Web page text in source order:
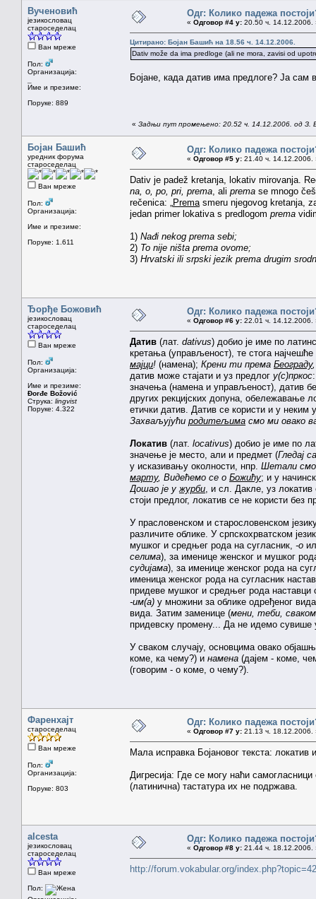
Вученовић
језикословац
староседелац
Ван мреже
Пол:
Организација:
Име и презиме:
Поруке: 889
Одг: Колико падежа
« Одговор #4 у: 20.50 ч. 14.12.2006.
Цитирано: Бојан Башић на 18.56 ч. 14.12.2006.
Dativ može da ima predloge (ali ne mora, zavisi od
Бојане, када датив има предлоге? Ја сам
« Задњи пут промењено: 20.52 ч. 14.12.2006. од З.
Бојан Башић
уредник форума
староседелац
Ван мреже
Пол:
Организација:
Име и презиме:
Поруке: 1.611
Одг: Колико падежа
« Одговор #5 у: 21.40 ч. 14.12.2006.
Dativ je padež kretanja, lokativ mirovanja.
na, o, po, pri, prema , ali prema se mnogo
rečenica: „ Prema smeru njegovog kretanja,
jedan primer lokativa s predlogom prema
1) Nađi nekog prema sebi;
2) To nije ništa prema ovome;
3) Hrvatski ili srpski jezik prema drugim
Ђорђе Божовић
језикословац
староседелац
Ван мреже
Пол:
Организација:
Име и презиме:
Đorđe Božović
Струка: lingvist
Поруке: 4.322
Одг: Колико падежа
« Одговор #6 у: 22.01 ч. 14.12.2006.
Датив (лат. dativus) добио је име по
кретања (управљеност), те стога најчешће
мајци! (намена); Крени ти према Београду
датив може стајати и уз предлог у(с)пркос
значења (намена и управљеност), датив
других рекцијских допуна, обележавање
етички датив. Датив се користи и у
Захваљујући родитељима смо ми овако
Локатив (лат. locativus) добио је име по
значење је место, али и предмет (Гледај
у исказивању околности, нпр. Шетали
марту, Видећемо се о Божићу; и у
Дошао је у журби , и сл. Дакле, уз
стоји предлог, локатив се не користи без
У прасловенском и старословенском
различите облике. У српскохрватском
мушког и средњег рода на сугласник, -о
селима), за именице женског и мушког
судијама), за именице женског рода на
именица женског рода на сугласник
придеве мушког и средњег рода наставци
-им(а) у множини за облике одређеног
вида. Затим заменице (мени, теби,
придевску промену... Да не идемо
У сваком случају, основцима овако
коме, ка чему?) и намена (дајем - коме,
(говорим - о коме, о чему?).
Фаренхајт
староседелац
Ван мреже
Пол:
Организација:
Поруке: 803
Одг: Колико падежа
« Одговор #7 у: 21.13 ч. 18.12.2006.
Мала исправка Бојановог текста: локатив
Дигресија: Где се могу наћи
(латинична) тастатура их не подржава.
alcesta
језикословац
староседелац
Ван мреже
Пол:
Одг: Колико падежа
« Одговор #8 у: 21.44 ч. 18.12.2006.
http://forum.vokabular.org/